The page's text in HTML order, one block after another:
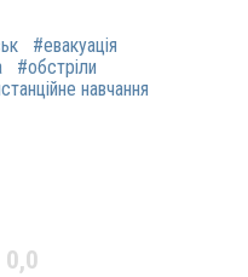
#евакуація
#обстріли
навчання
0,0